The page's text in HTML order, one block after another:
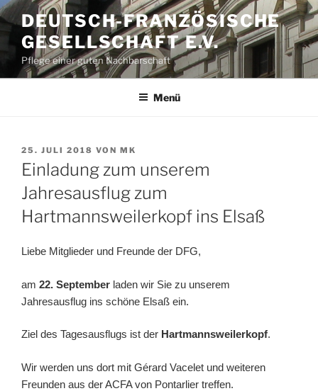
Zum
Inhalt
springen
DEUTSCH-FRANZÖSISCHE
GESELLSCHAFT E.V.
Pflege einer guten Nachbarschaft
Menü
VERÖFFENTLICHT
AM
25. JULI 2018 VON MK
Einladung zum unserem
Jahresausflug zum
Hartmannsweilerkopf ins Elsaß
Liebe Mitglieder und Freunde der DFG,
am 22. September laden wir Sie zu unserem
Jahresausflug ins schöne Elsaß ein.
Ziel des Tagesausflugs ist der Hartmannsweilerkopf.
Wir werden uns dort mit Gérard Vacelet und weiteren
Freunden aus der ACFA von Pontarlier treffen.